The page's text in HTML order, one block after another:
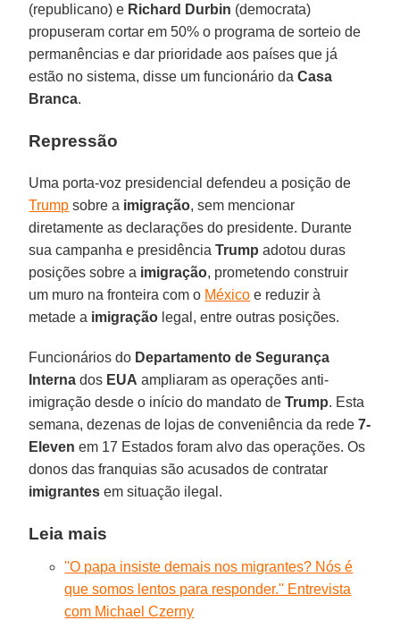
(republicano) e Richard Durbin (democrata)
propuseram cortar em 50% o programa de sorteio de
permanências e dar prioridade aos países que já
estão no sistema, disse um funcionário da Casa
Branca.
Repressão
Uma porta-voz presidencial defendeu a posição de
Trump sobre a imigração, sem mencionar
diretamente as declarações do presidente. Durante
sua campanha e presidênciaTrump adotou duras
posições sobre a imigração, prometendo construir
um muro na fronteira com o México e reduzir à
metade a imigração legal, entre outras posições.
Funcionários do Departamento de Segurança
Interna dos EUA ampliaram as operações anti-
imigração desde o início do mandato deTrump. Esta
semana, dezenas de lojas de conveniência da rede7-
Eleven em 17 Estados foram alvo das operações. Os
donos das franquias são acusados de contratar
imigrantes em situação ilegal.
Leia mais
''O papa insiste demais nos migrantes? Nós é
que somos lentos para responder.'' Entrevista
com Michael Czerny